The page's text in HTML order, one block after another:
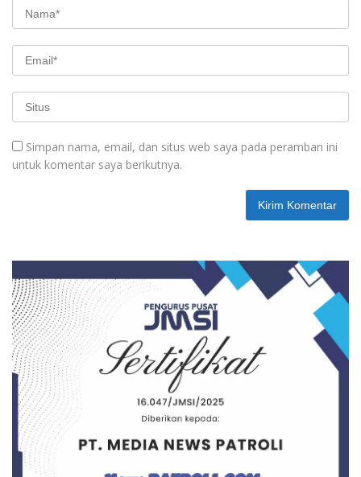
Simpan nama, email, dan situs web saya pada peramban ini
untuk komentar saya berikutnya.